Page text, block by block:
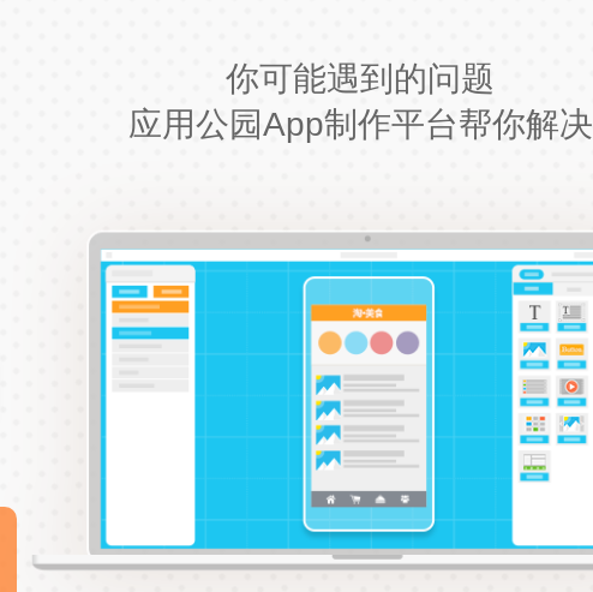
你可能遇到的问题
应用公园App制作平台帮你解决